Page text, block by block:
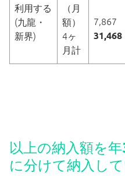
国際
利用する
(九龍・
新界)
（月
額）
4ヶ
月計
7,867
31,468
以上の納入額を年
に分けて納入し